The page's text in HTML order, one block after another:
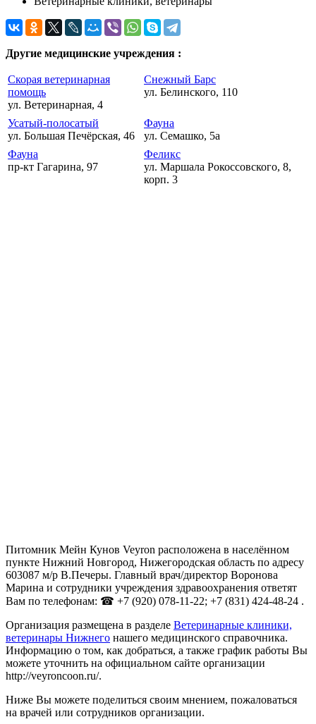
Другие медицинские учреждения :
Скорая ветеринарная
помощь
ул. Ветеринарная, 4
Снежный Барс
ул. Белинского, 110
Усатый-полосатый
ул. Большая Печёрская, 46
Фауна
ул. Семашко, 5а
Фауна
пр-кт Гагарина, 97
Феликс
ул. Маршала Рокоссовского, 8,
корп. 3
Питомник Мейн Кунов Veyron расположена в населённом
пункте Нижний Новгород, Нижегородская область по адресу
603087 м/р В.Печеры. Главный врач/директор Воронова
Марина и сотрудники учреждения здравоохранения ответят
Вам по телефонам: ☎ +7 (920) 078-11-22; +7 (831) 424-48-24 .
Организация размещена в разделе Ветеринарные клиники,
ветеринары Нижнего нашего медицинского справочника.
Информацию о том, как добраться, а также график работы Вы
можете уточнить на официальном сайте организации
http://veyroncoon.ru/.
Ниже Вы можете поделиться своим мнением, пожаловаться
на врачей или сотрудников организации.